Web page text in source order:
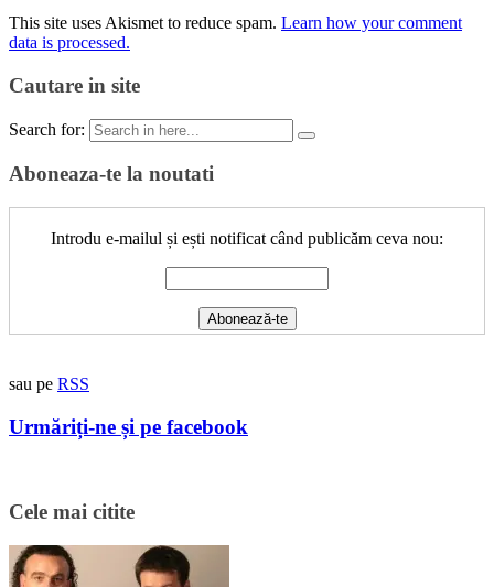
This site uses Akismet to reduce spam. Learn how your comment
data is processed.
Cautare in site
Search for:
Aboneaza-te la noutati
Introdu e-mailul și ești notificat când publicăm ceva nou:
sau pe RSS
Urmăriți-ne și pe facebook
Cele mai citite